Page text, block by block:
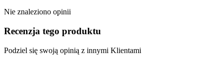
Nie znaleziono opinii
Recenzja tego produktu
Podziel się swoją opinią z innymi Klientami